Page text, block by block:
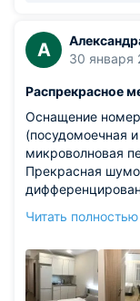
А
30 января
Распрекрасное
Оснащение
(посудомоечная
микроволновая
Прекрасная
отзывчивая
бокалы, забота
сердечное за
Читать полностью